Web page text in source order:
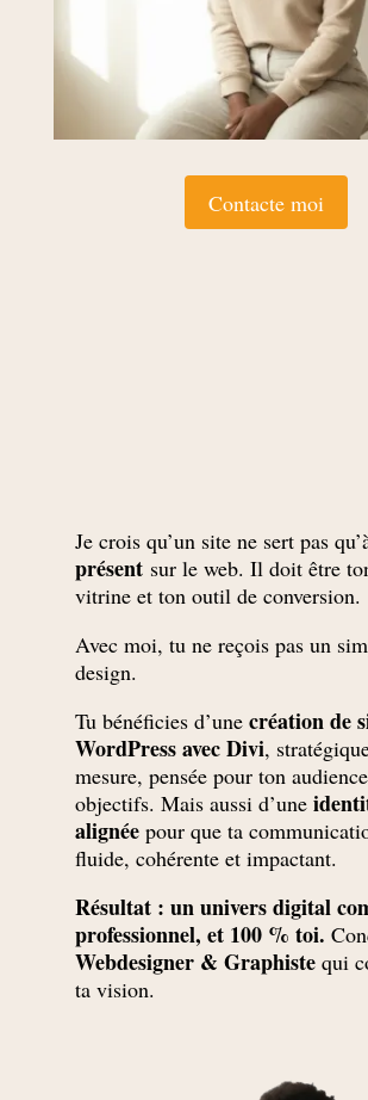
Contacte moi
Je crois qu’un site ne sert pas
présentsur le web. Il doit être
vitrine et ton outil de conversion.
Avec moi, tu ne reçois pas un
design.
Tu bénéficies d’une création de
WordPress avec Divi,
mesure, pensée pour ton
objectifs. Mais aussi d’une
alignéepour que ta
fluide, cohérente et impactant.
Résultat : un univers digital
professionnel, et 100 % toi.
Webdesigner & Graphistequi
ta vision.